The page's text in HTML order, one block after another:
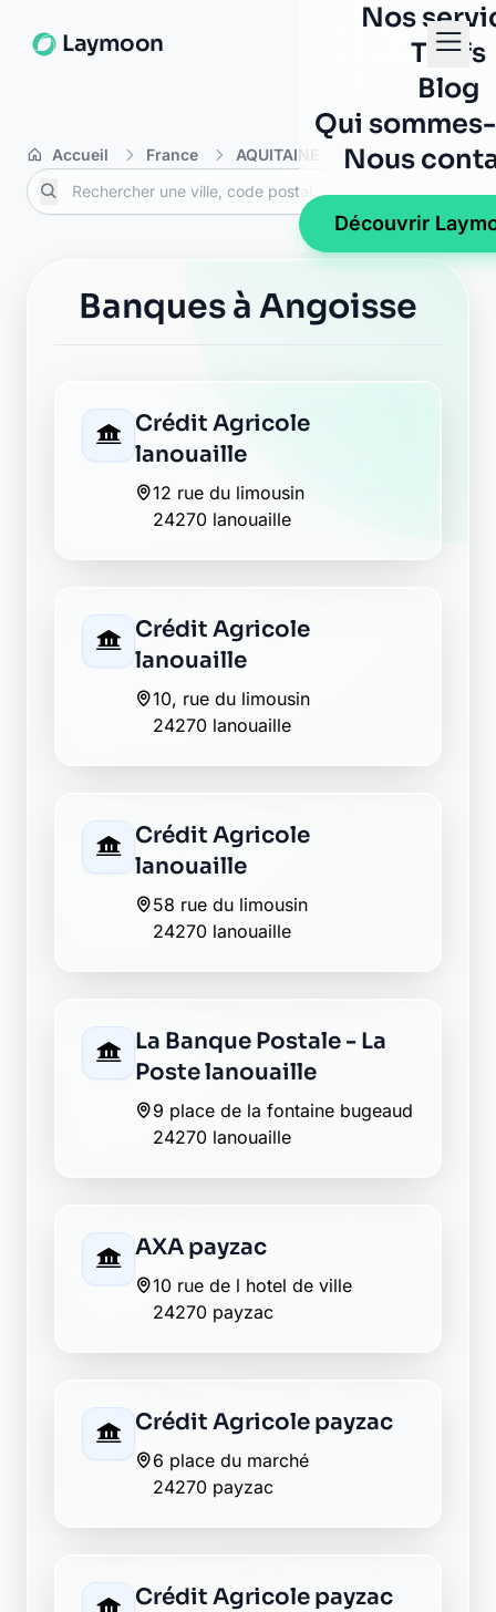
Laymoon
Nos
Tarifs
Blog
Qui
Nous
Découvrir
Accueil France AQUITAINE Dordogne
Banques à Angoisse
Crédit Agricole
lanouaille
12 rue du limousin
24270 lanouaille
Crédit Agricole
lanouaille
10, rue du limousin
24270 lanouaille
Crédit Agricole
lanouaille
58 rue du limousin
24270 lanouaille
La Banque Postale - La
Poste lanouaille
9 place de la fontaine bugeaud
24270 lanouaille
AXA payzac
10 rue de l hotel de ville
24270 payzac
Crédit Agricole payzac
6 place du marché
24270 payzac
Crédit Agricole payzac